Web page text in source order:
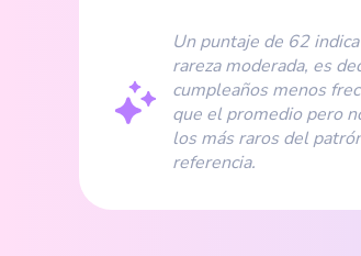
Un puntaje de 62
rareza moderada, es
cumpleaños menos
que el promedio pero
los más raros del
referencia.